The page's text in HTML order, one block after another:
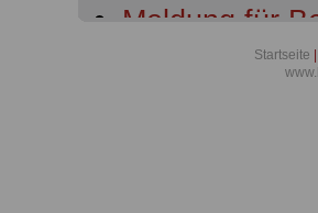
Meldung für
Dienst inStartseite